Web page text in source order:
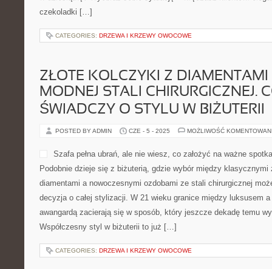
czekoladki […]
CATEGORIES: DRZEWA I KRZEWY OWOCOWE
ZŁOTE KOLCZYKI Z DIAMENTAMI
MODNEJ STALI CHIRURGICZNEJ.
ŚWIADCZY O STYLU W BIŻUTERII
POSTED BY ADMIN CZE - 5 - 2025 MOŻLIWOŚĆ
Szafa pełna ubrań, ale nie wiesz, co założyć na ważne
Podobnie dzieje się z biżuterią, gdzie wybór między klasycznymi
diamentami a nowoczesnymi ozdobami ze stali chirurgicznej
decyzja o całej stylizacji. W 21 wieku granice między luksusem
awangardą zacierają się w sposób, który jeszcze dekadę temu
Współczesny styl w biżuterii to już […]
CATEGORIES: DRZEWA I KRZEWY OWOCOWE